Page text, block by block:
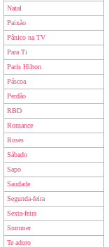
Natal
Paixão
Pânico na TV
Para Ti
Paris Hilton
Páscoa
Perdão
RBD
Romance
Roses
Sábado
Sapo
Saudade
Segunda-feira
Sexta-feira
Summer
Te adoro